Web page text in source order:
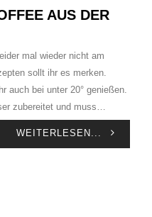
AUS DER
mal wieder nicht am
sollt ihr es merken.
auch bei unter 20° genießen.
zubereitet und muss…
WEITERLESEN...